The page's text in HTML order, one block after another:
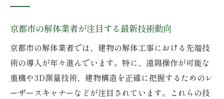
京都市の解体業者による安全重視の工事工
先端技術導入で変わる京都市の解体手順
安全性を高める京都市の解体業者の工事管
理
京都市の解体業者が注目する最新技術動向
京都市の解体業者では、建物の解体工事における先端技
術の導入が年々進んでいます。特に、遠隔操作が可能な
重機や3D測量技術、建物構造を正確に把握するためのレ
ーザースキャナーなどが注目されています。これらの技